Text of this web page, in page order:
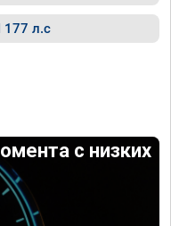
177 л.с
с низких